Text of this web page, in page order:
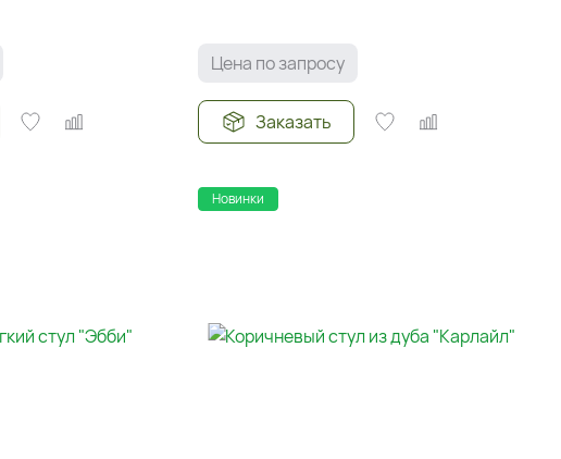
Цена по запросу
Заказать
Новинки